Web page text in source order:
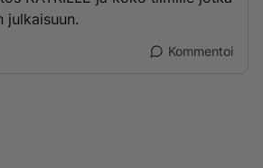
julkaisuun.
Kommentoi